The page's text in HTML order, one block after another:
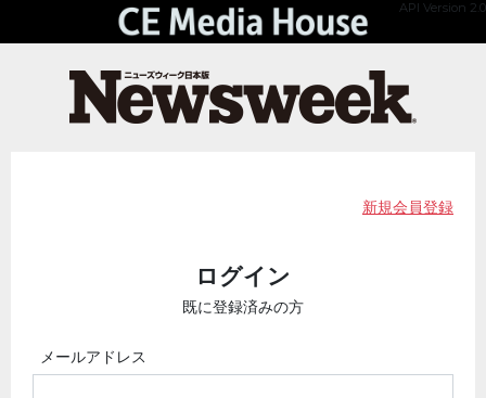
API Version 2.0
新規会員登録
ログイン
既に登録済みの方
メールアドレス